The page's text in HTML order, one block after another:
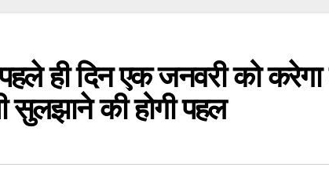
ही दिन एक जनवरी को
सुलझाने की होगी पहल